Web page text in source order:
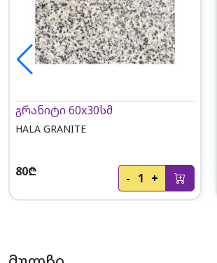
გრანიტი 60x30სმ
HALA GRANITE
80₾ - 1 +